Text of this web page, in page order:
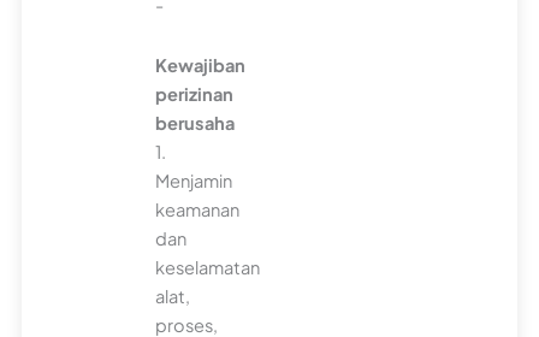
-
Kewajiban
perizinan
berusaha
1.
Menjamin
keamanan
dan
keselamatan
alat,
proses,